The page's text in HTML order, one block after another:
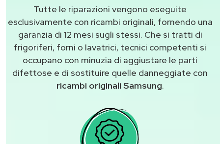
Tutte le riparazioni vengono eseguite
esclusivamente con ricambi originali, fornendo una
garanzia di 12 mesi sugli stessi. Che si tratti di
frigoriferi, forni o lavatrici, tecnici competenti si
occupano con minuzia di aggiustare le parti
difettose e di sostituire quelle danneggiate con
ricambi originali Samsung.